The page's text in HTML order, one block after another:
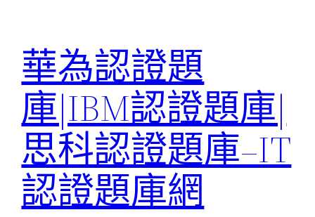
華為認證題
庫|IBM認證題庫|
思科認證題庫–IT
認證題庫網